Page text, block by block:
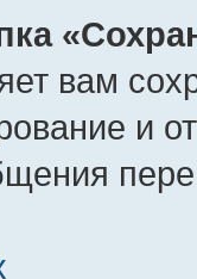
вам
и